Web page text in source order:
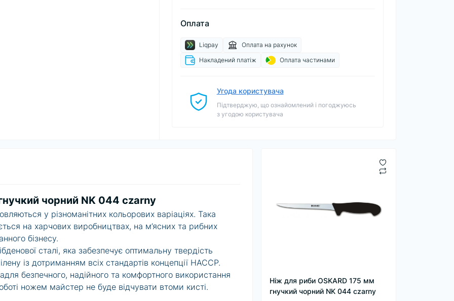
Оплата
Liqpay
Оплата на рахунок
Накладений платіж
Оплата частинами
Угода користувача
Підтверджую, що ознайомлений і погоджуюсь
з угодою користувача
Ніж для риби OSKARD 175 мм
гнучкий чорний NK 044 czarny
чорний NK 044 czarny
у різноманітних кольорових варіаціях. Така
на харчових виробництвах, на м’ясних та рибних
бізнесу.
сталі, яка забезпечує оптимальну твердість
із дотриманням всіх стандартів концепції НАССР.
безпечного, надійного та комфортного використання
ножем майстер не буде відчувати втоми кисті.